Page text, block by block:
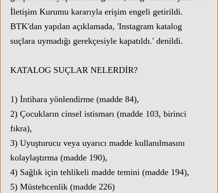
İletişim Kurumu kararıyla erişim engeli getirildi.
BTK'dan yapılan açıklamada, 'Instagram katalog
suçlara uymadığı gerekçesiyle kapatıldı.' denildi.
KATALOG SUÇLAR NELERDİR?
1) İntihara yönlendirme (madde 84),
2) Çocukların cinsel istismarı (madde 103, birinci
fıkra),
3) Uyuşturucu veya uyarıcı madde kullanılmasını
kolaylaştırma (madde 190),
4) Sağlık için tehlikeli madde temini (madde 194),
5) Müstehcenlik (madde 226)